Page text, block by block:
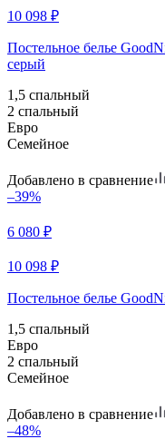
10 098 ₽
Постельное белье
серый
1,5 спальный
2 спальный
Евро
Семейное
Добавлено в сравнение
–39%
6 080 ₽
10 098 ₽
Постельное белье
1,5 спальный
Евро
2 спальный
Семейное
Добавлено в сравнение
–48%